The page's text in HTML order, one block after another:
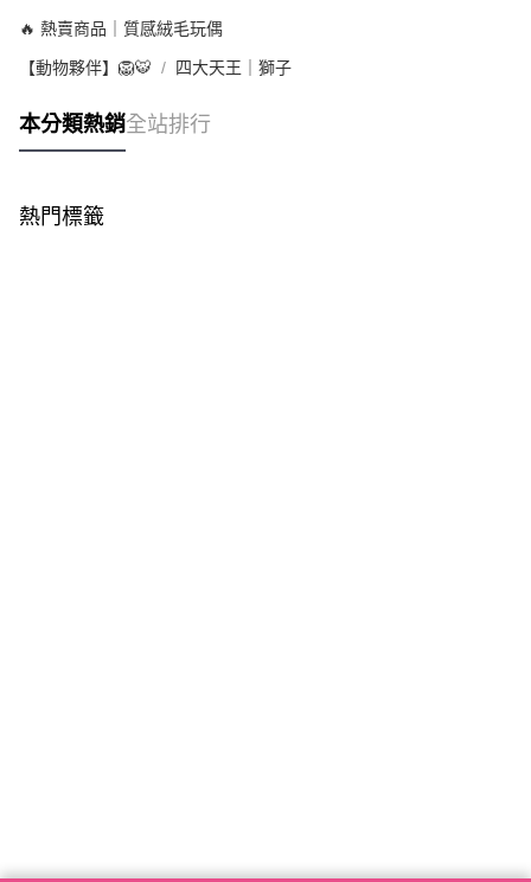
🔥 熱賣商品｜質感絨毛玩偶
【動物夥伴】🦁🐯 四大天王｜獅子
本分類熱銷全站排行
熱門標籤